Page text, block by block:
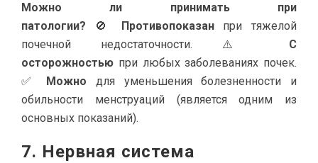
Можно ли принимать при
патологии? 🚫 Противопоказанпри тяжелой
почечной недостаточности. ⚠️ С
осторожностью при любых заболеваниях почек.
✅ Можно для уменьшения болезненности и
обильности менструаций (является одним из
основных показаний).
7. Нервная система